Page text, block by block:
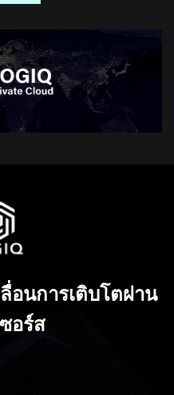
อนการเติบโตผ่าน
อร์ส